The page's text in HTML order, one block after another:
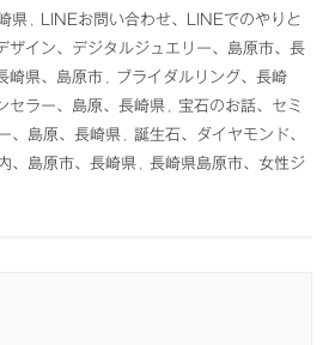
県
LINEお問い合わせ、LINEでのやりと
ザイン、デジタルジュエリー、島原市、長
崎県、島原市
ブライダルリング、長崎
セラー、島原、長崎県
宝石のお話、セミ
、島原、長崎県
誕生石、ダイヤモンド、
、島原市、長崎県
長崎県島原市、女性ジ